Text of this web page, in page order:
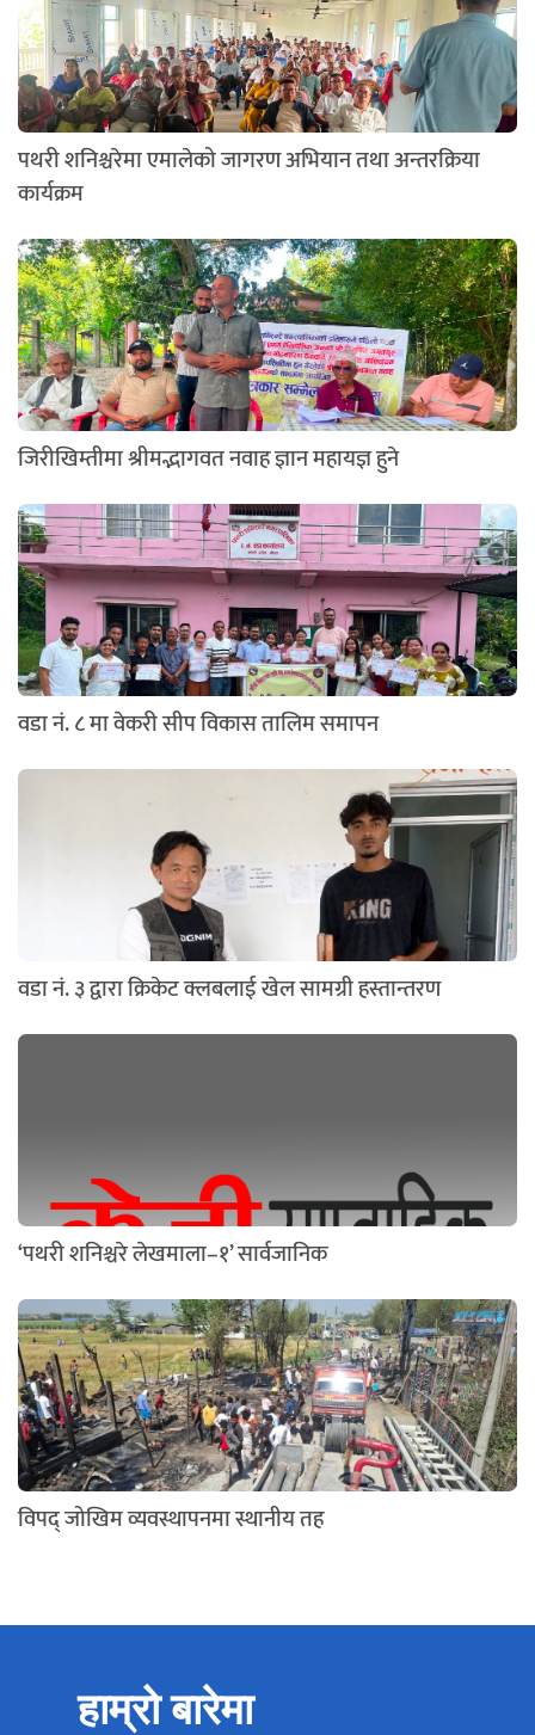
पथरी शनिश्चरेमा एमालेको जागरण अभियान तथा अन्तरक्रिया
कार्यक्रम
जिरीखिम्तीमा श्रीमद्भागवत नवाह ज्ञान महायज्ञ हुने
वडा नं. ८ मा वेकरी सीप विकास तालिम समापन
वडा नं. ३ द्वारा क्रिकेट क्लबलाई खेल सामग्री हस्तान्तरण
‘पथरी शनिश्चरे लेखमाला–१’ सार्वजानिक
विपद् जोखिम व्यवस्थापनमा स्थानीय तह
हाम्रो बारेमा